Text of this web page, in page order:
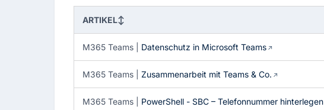
ARTIKEL↕
M365 Teams | Datenschutz in Microsoft Teams
M365 Teams | Zusammenarbeit mit Teams & Co.
M365 Teams | PowerShell - SBC – Telefonnummer hinterlegen